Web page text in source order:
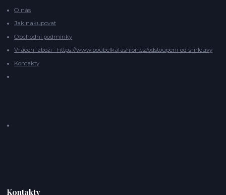
O nás
Jak nakupovat
Obchodní podmínky
Vrácení zboží - https://www.boubelkafashion.cz/odstoupeni-od-smlouvy
Kontakty
Kontakty